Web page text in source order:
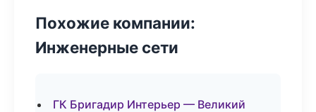
Похожие компании:
Инженерные сети
ГК Бригадир Интерьер — Великий